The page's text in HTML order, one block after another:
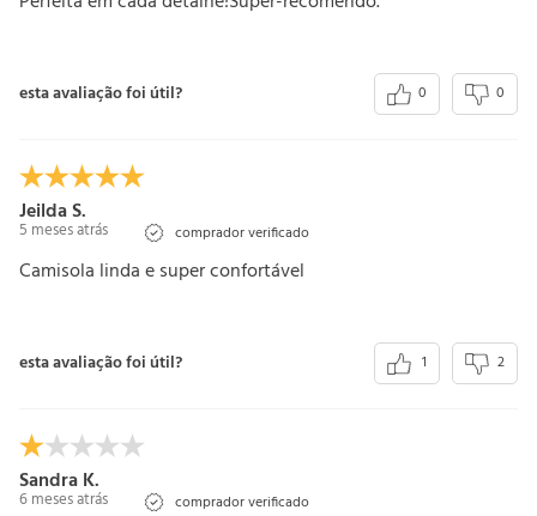
esta avaliação foi útil? 0 0
Jeilda S.
5 meses atrás comprador verificado
Camisola linda e super confortável
esta avaliação foi útil? 1 2
Sandra K.
6 meses atrás comprador verificado